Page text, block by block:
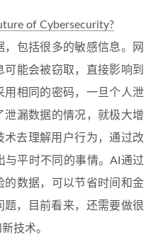
of Cybersecurity?
，包括很多的敏感信息。网
能会被窃取，直接影响到
用相同的密码，一旦个人泄
泄漏数据的情况，就极大增
去理解用户行为，通过改
与平时不同的事情。AI通过
的数据，可以节省时间和金
，目前看来，还需要做很
技术。